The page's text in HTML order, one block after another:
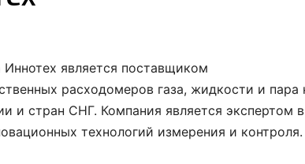
является поставщиком
расходомеров газа, жидкости и пара
и стран СНГ. Компания является экспертом в
технологий измерения и контроля.